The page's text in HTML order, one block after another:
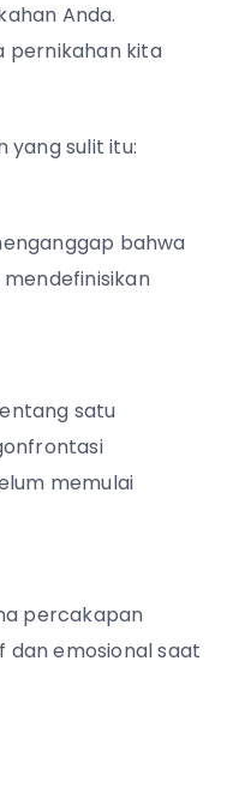
Anda.
pernikahan kita
yang sulit itu:
bahwa
satu
memulai
percakapan
dan emosional saat